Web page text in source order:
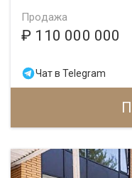
Продажа
₽ 110 000 000
Чат в Telegram